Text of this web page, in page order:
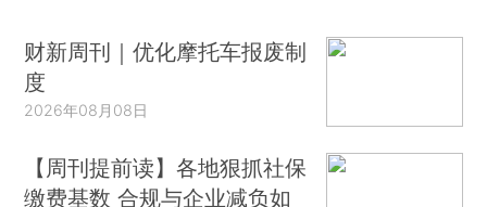
财新周刊｜优化摩托车报废制
度
2026年08月08日
【周刊提前读】各地狠抓社保
缴费基数 合规与企业减负如